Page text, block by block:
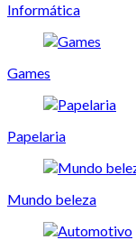
Informática
Games
Papelaria
Mundo beleza